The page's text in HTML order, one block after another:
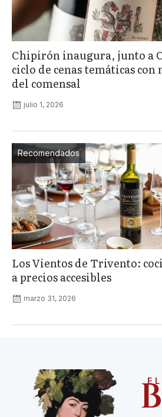
Chipirón inaugura, junto a
ciclo de cenas temáticas
del comensal
julio 1, 2026
Recomendados
Los Vientos de Trivento:
a precios accesibles
marzo 31, 2026